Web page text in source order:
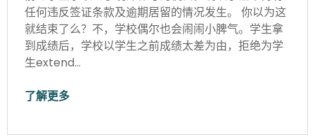
任何违反签证条款及逾期居留的情况发生。 你以为这
就结束了么？不，学校偶尔也会闹闹小脾气。学生拿
到成绩后，学校以学生之前成绩太差为由，拒绝为学
生extend…
了解更多